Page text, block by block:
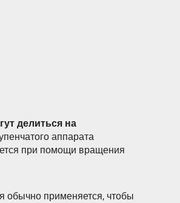
делиться на
аппарата
при помощи вращения
обычно применяется, чтобы